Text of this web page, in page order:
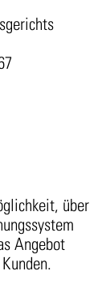
über
Angebot